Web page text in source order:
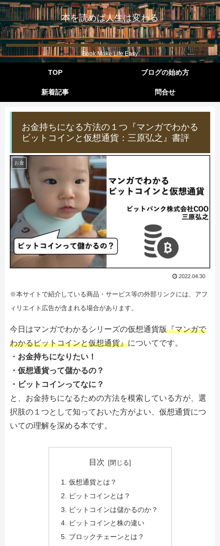
本を読めば人生は変わる
Book Make Life Easy
TOP ブログの始め方
新着記事 問合せ
お金持ちになる方法の１つ『マンガでわかる
ビットコインと仮想通貨：三原弘之』書評
お金
2022.04.30
※本サイトで紹介している商品・サービス等の外部リンクには、アフ
ィリエイト広告が含まれる場合があります。
今日はマンガでわかるシリーズの仮想通貨版『マンガで
わかるビットコインと仮想通貨』についてです。
・お金持ちになりたい！
・仮想通貨って儲かるの？
・ビットコインってなに？
と、お金持ちになるための方法を模索している方が、選
択肢の１つとして知っておいた方がよい、仮想通貨につ
いての理解を深める本です。
目次
仮想通貨とは？
ビットコインとは？
ビットコインは儲かるのか？
ビットコインと株の違い
ブロックチェーンとは？